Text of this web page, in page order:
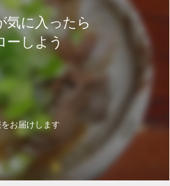
気に入ったら
ーしよう
お届けします